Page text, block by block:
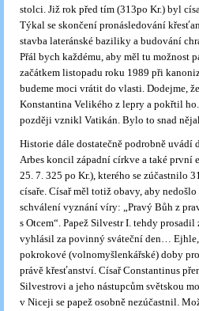
stolci. Již rok před tím (313po Kr.) byl
Týkal se skončení pronásledování
stavba lateránské baziliky a budování
Přál bych každému, aby měl tu možnost
začátkem listopadu roku 1989 při
budeme moci vrátit do vlasti. Dodejme,
Konstantina Velikého z lepry a pokřtil
později vznikl Vatikán. Bylo to snad
Historie dále dostatečně podrobně
Arbes koncil západní církve a také
25. 7. 325 po Kr.), kterého se zúčastnilo
císaře. Císař měl totiž obavy, aby
schválení vyznání víry: „Pravý Bůh z
s Otcem“. Papež Silvestr I. tehdy
vyhlásil za povinný sváteční den…
pokrokové (volnomyšlenkářské) doby
právě křesťanství. Císař Constantinus
Silvestrovi a jeho nástupcům světskou
v Niceji se papež osobně nezúčastnil.